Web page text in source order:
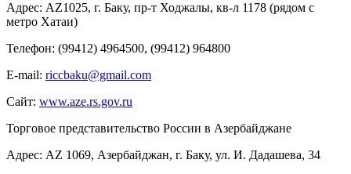
Адрес: AZ1025, г. Баку, пр-т Ходжалы, кв-л 1178 (рядом с
метро Хатаи)
Телефон: (99412) 4964500, (99412) 964800
Е-mail: riccbaku@gmail.com
Сайт: www.aze.rs.gov.ru
Торговое представительство России в Азербайджане
Адрес: AZ 1069, Азербайджан, г. Баку, ул. И. Дадашева, 34